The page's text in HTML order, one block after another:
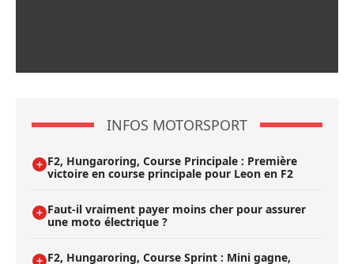
INFOS MOTORSPORT
F2, Hungaroring, Course Principale : Première
victoire en course principale pour Leon en F2
Faut-il vraiment payer moins cher pour assurer
une moto électrique ?
F2, Hungaroring, Course Sprint : Mini gagne,